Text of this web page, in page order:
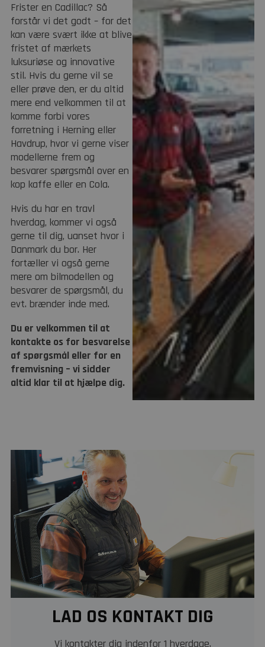
Frister en Cadillac? Så
forstår vi det godt – for det
kan være svært ikke at blive
fristet af mærkets
luksuriøse og innovative
stil. Hvis du gerne vil se
eller prøve den, er du altid
mere end velkommen til at
komme forbi vores
forretning i Herning eller
Havdrup, hvor vi gerne viser
modellerne frem og
besvarer spørgsmål over en
kop kaffe eller en Cola.
Hvis du har en travl
hverdag, kommer vi også
gerne til dig, uanset hvor i
Danmark du bor. Her
fortæller vi også gerne
mere om bilmodellen og
besvarer de spørgsmål, du
evt. brænder inde med.
Du er velkommen til at
kontakte os for besvarelse
af spørgsmål eller for en
fremvisning – vi sidder
altid klar til at hjælpe dig.
LAD OS KONTAKT DIG
Vi kontakter dig indenfor 1 hverdage.